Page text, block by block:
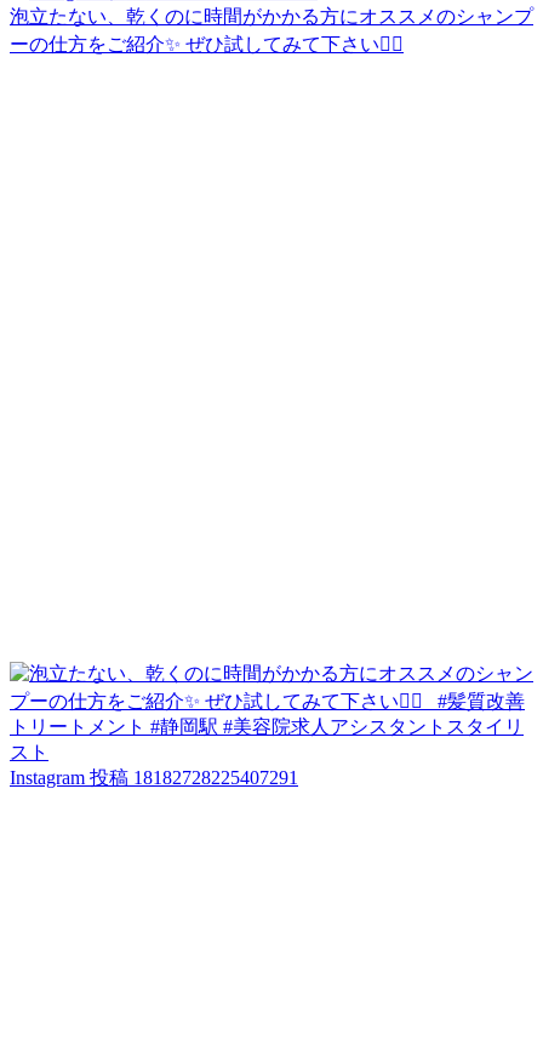
泡立たない、乾くのに時間がかかる方にオススメのシャンプ
ーの仕方をご紹介✨ ぜひ試してみて下さい🙇‍♀
Instagram 投稿 18182728225407291